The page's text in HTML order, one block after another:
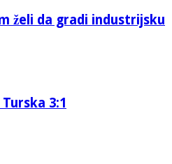
želi da gradi industrijsku
3:1